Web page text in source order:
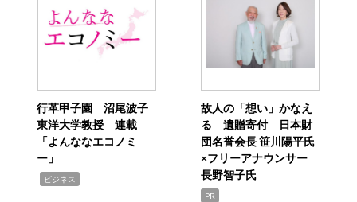
行革甲子園 沼尾波子
東洋大学教授 連載
「よんななエコノミ
ー」
ビジネス
故人の「想い」かなえ
る 遺贈寄付 日本財
団名誉会長 笹川陽平氏
×フリーアナウンサー
長野智子氏
PR